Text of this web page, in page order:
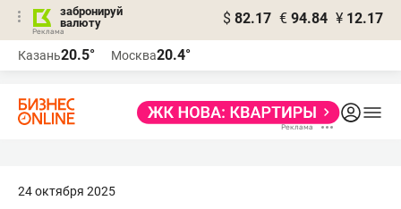
забронируй
валюту
$ 82.17 € 94.84 ¥ 12.17
Казань20.5° Москва20.4°
24 октября 2025